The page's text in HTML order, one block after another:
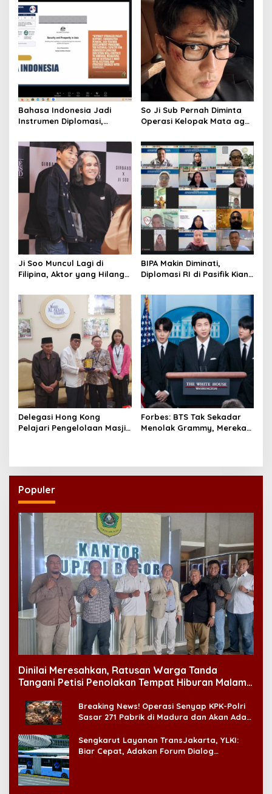
i
g
a
t
i
o
n
Bahasa Indonesia Jadi
Instrumen Diplomasi,
Budaya di Australia hingga
So Ji Sub Pernah Diminta
Operasi Kelopak Mata agar
Jadi Ikonnya
Ji Soo Muncul Lagi di
Filipina, Aktor yang Hilang
Ribuan Fans
BIPA Makin Diminati,
Diplomasi RI di Pasifik Kian
Delegasi Hong Kong
Pelajari Pengelolaan Masjid
Forbes: BTS Tak Sekadar
Menolak Grammy, Mereka
Populer
Dinilai Meresahkan, Ratusan Warga Tanda
Tangani Petisi Penolakan Tempat Hiburan Malam
Breaking News! Operasi Senyap KPK-Polri
Sasar 271 Pabrik di Madura dan Akan Ada
Sengkarut Layanan TransJakarta, YLKI:
Biar Cepat, Adakan Forum Dialog